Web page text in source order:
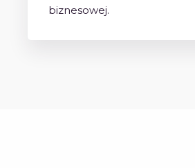
biznesowej.